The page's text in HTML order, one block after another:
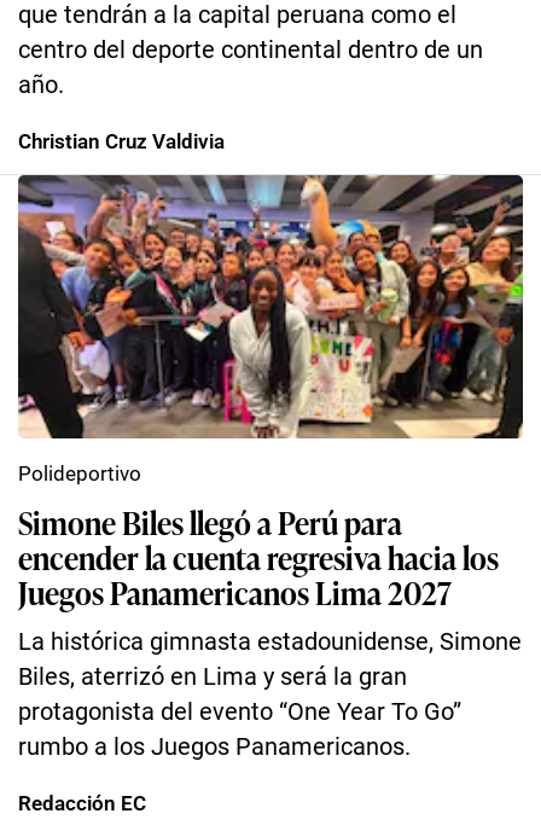
que tendrán a la capital peruana como el
centro del deporte continental dentro de un
año.
Christian Cruz Valdivia
Simone Biles llegó a Perú para
encender la cuenta regresiva hacia los
Juegos Panamericanos Lima 2027
La histórica gimnasta estadounidense, Simone
Biles, aterrizó en Lima y será la gran
protagonista del evento “One Year To Go”
rumbo a los Juegos Panamericanos.
Polideportivo
Redacción EC